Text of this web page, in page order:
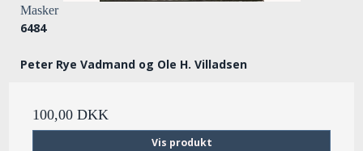
Masker
6484
Peter Rye Vadmand og Ole H. Villadsen
100,00 DKK
Vis produkt